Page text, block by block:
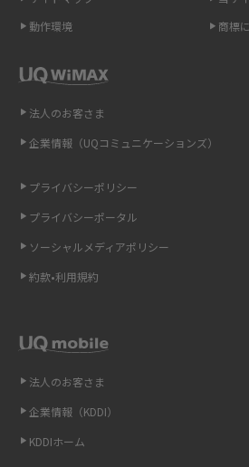
ポケット型Wi-Fi（モバイルWi-Fi）とは？おス
点も解説
ギガバイト（GB）とは？1GBの目安やギガが
Wi-Fi 6とは？Wi-Fi 5との違いやメリットと注意
光ファイバーとは？仕組みやメリット・デメリ
やすく解説
動作環境
商標
法人のお客さま
企業情報（KDDI）
KDDIホーム
法人のお客さま
企業情報（UQコミュニケーションズ）
プライバシーポリシー
プライバシーポータル
ソーシャルメディアポリシー
約款•利用規約